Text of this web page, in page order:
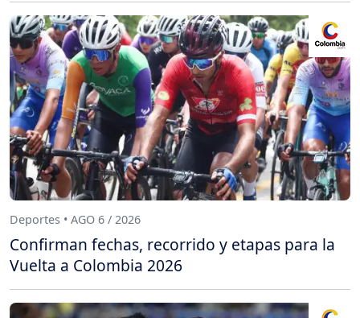
Deportes • AGO 6 / 2026
Confirman fechas, recorrido y etapas para la
Vuelta a Colombia 2026